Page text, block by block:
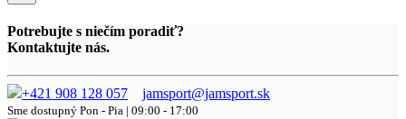
Potrebujte s niečím poradiť?
Kontaktujte nás.
+421 908 128 057 jamsport@jamsport.sk
Sme dostupný Pon - Pia | 09:00 - 17:00